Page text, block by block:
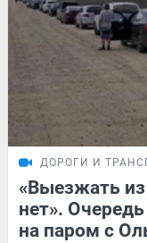
ДОРОГИ И
«Выезжать
нет».
на паром с